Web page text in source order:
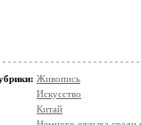
Живопись
Искусство
Китай